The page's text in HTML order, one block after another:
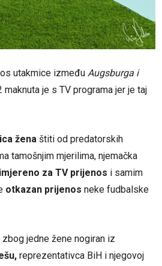
utakmice između Augsburga i
je s TV programa jer je taj
žena štiti od predatorskih
tamošnjim mjerilima, njemačka
za TV prijenos i samim
otkazan prijenos neke fudbalske
jedne žene nogiran iz
reprezentativca BiH i njegovoj